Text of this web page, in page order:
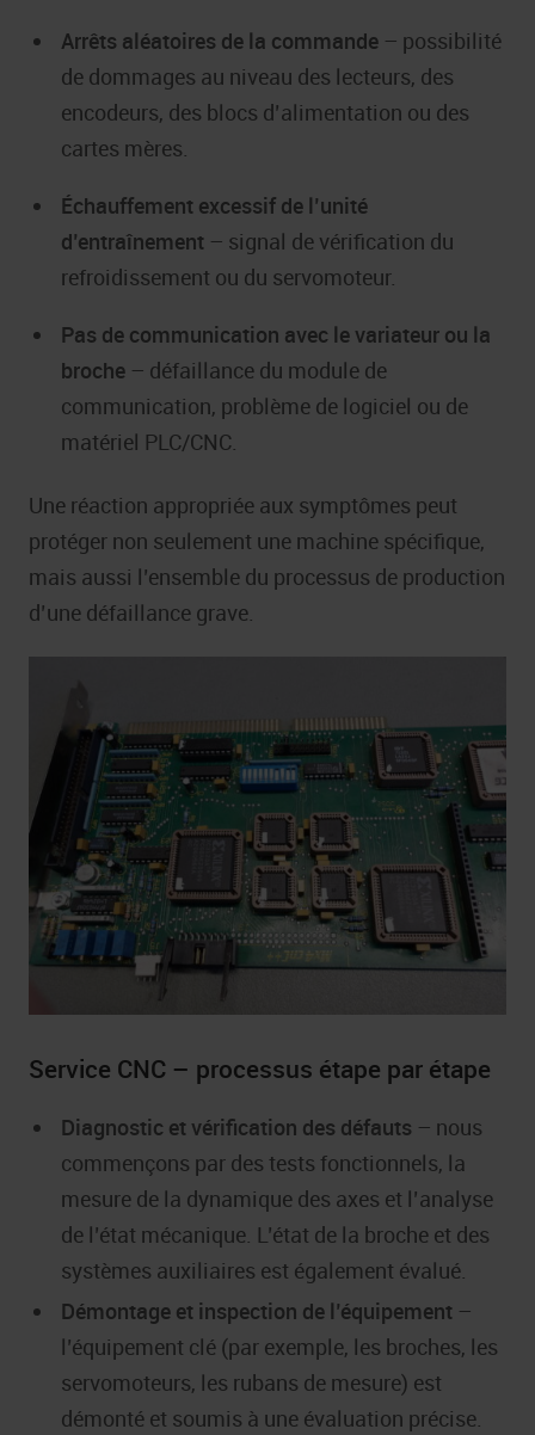
Arrêts aléatoires de la commande – possibilité
de dommages au niveau des lecteurs, des
encodeurs, des blocs d’alimentation ou des
cartes mères.
Échauffement excessif de l’unité
d’entraînement – signal de vérification du
refroidissement ou du servomoteur.
Pas de communication avec le variateur ou la
broche – défaillance du module de
communication, problème de logiciel ou de
matériel PLC/CNC.
Une réaction appropriée aux symptômes peut
protéger non seulement une machine spécifique,
mais aussi l’ensemble du processus de production
d’une défaillance grave.
Service CNC – processus étape par étape
Diagnostic et vérification des défauts – nous
commençons par des tests fonctionnels, la
mesure de la dynamique des axes et l’analyse
de l’état mécanique. L’état de la broche et des
systèmes auxiliaires est également évalué.
Démontage et inspection de l’équipement –
l’équipement clé (par exemple, les broches, les
servomoteurs, les rubans de mesure) est
démonté et soumis à une évaluation précise.